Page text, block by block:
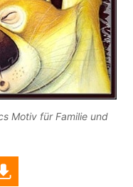
Motiv für Familie und